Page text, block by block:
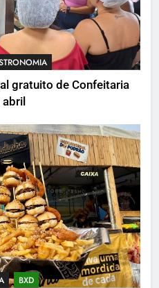
gratuito de Confeitaria
BXD